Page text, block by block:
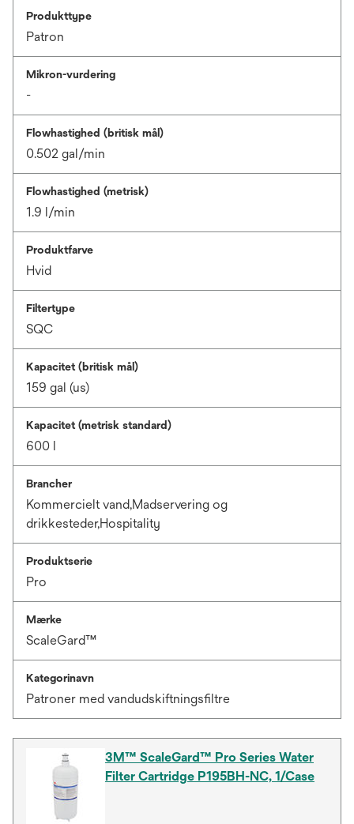
Produkttype
Patron
Mikron-vurdering
-
Flowhastighed (britisk mål)
0.502 gal/min
Flowhastighed (metrisk)
1.9 l/min
Produktfarve
Hvid
Filtertype
SQC
Kapacitet (britisk mål)
159 gal (us)
Kapacitet (metrisk standard)
600 l
Brancher
Kommercielt vand,Madservering og
drikkesteder,Hospitality
Produktserie
Pro
Mærke
ScaleGard™
Kategorinavn
Patroner med vandudskiftningsfiltre
3M™ ScaleGard™ Pro Series Water
Filter Cartridge P195BH-NC, 1/Case